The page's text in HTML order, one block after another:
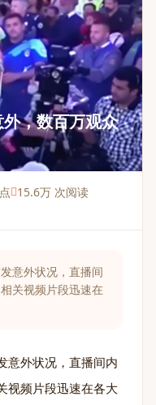
，数百万观众
15.6万 次阅读
意外状况，直播间
关视频片段迅速在
意外状况，直播间内
视频片段迅速在各大